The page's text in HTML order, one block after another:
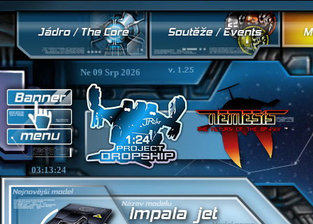
03:13:24
Ne 09 Srp 2026